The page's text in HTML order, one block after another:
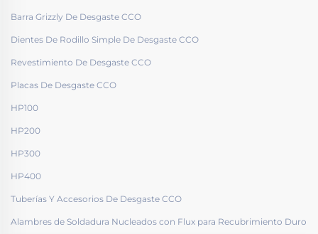
Barra Grizzly De Desgaste CCO
Dientes De Rodillo Simple De Desgaste CCO
Revestimiento De Desgaste CCO
Placas De Desgaste CCO
HP100
HP200
HP300
HP400
Tuberías Y Accesorios De Desgaste CCO
Alambres de Soldadura Nucleados con Flux para Recubrimiento Duro